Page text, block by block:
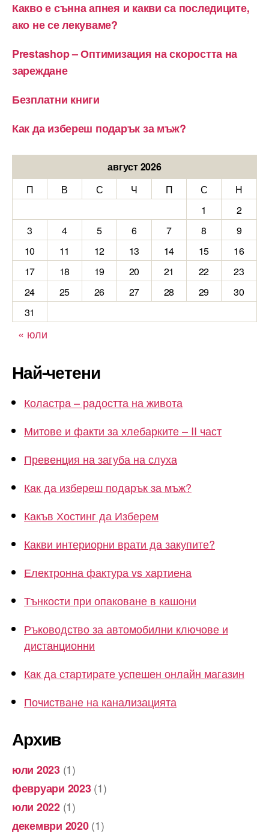
Какво е сънна апнея и какви са последиците,
ако не се лекуваме?
Prestashop – Оптимизация на скоростта на
зареждане
Безплатни книги
Как да избереш подарък за мъж?
август 2026
П
В С Ч П С
Н
1
2
3
4 5 6 7 8
9
10
11 12 13 14 15
16
17
18 19 20 21 22
23
24
25 26 27 28 29
30
31
« юли
Най-четени
Коластра – радостта на живота
Митове и факти за хлебарките – II част
Превенция на загуба на слуха
Как да избереш подарък за мъж?
Какъв Хостинг да Изберем
Какви интериорни врати да закупите?
Електронна фактура vs хартиена
Тънкости при опаковане в кашони
Ръководство за автомобилни ключове и
дистанционни
Как да стартирате успешен онлайн магазин
Почистване на канализацията
Архив
юли 2023(1)
февруари 2023(1)
юли 2022(1)
декември 2020(1)